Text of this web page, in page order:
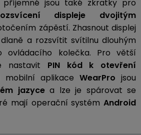
příjemné jsou také zkratky pro
displeje dvojitým
zápěstí. Zhasnout displej
a rozsvítit svítilnu dlouhým
ovládacího kolečka. Pro větší
nastavit PIN kód k otevření
mobilní aplikace WearPro jsou
jazycea lze je spárovat se
mají operační systém Android